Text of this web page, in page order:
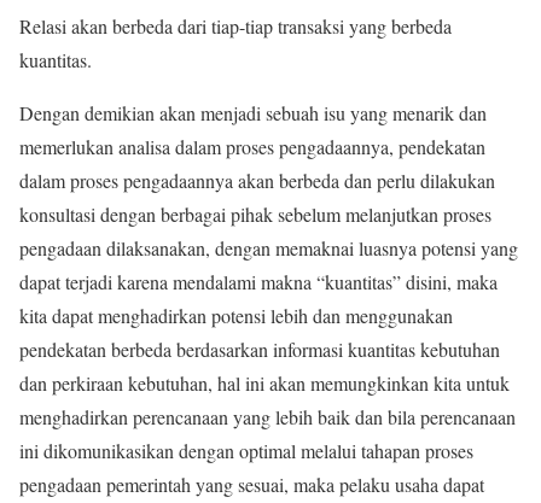
Relasi akan berbeda dari tiap-tiap transaksi yang berbeda
kuantitas.
Dengan demikian akan menjadi sebuah isu yang menarik dan
memerlukan analisa dalam proses pengadaannya, pendekatan
dalam proses pengadaannya akan berbeda dan perlu dilakukan
konsultasi dengan berbagai pihak sebelum melanjutkan proses
pengadaan dilaksanakan, dengan memaknai luasnya potensi yang
dapat terjadi karena mendalami makna “kuantitas” disini, maka
kita dapat menghadirkan potensi lebih dan menggunakan
pendekatan berbeda berdasarkan informasi kuantitas kebutuhan
dan perkiraan kebutuhan, hal ini akan memungkinkan kita untuk
menghadirkan perencanaan yang lebih baik dan bila perencanaan
ini dikomunikasikan dengan optimal melalui tahapan proses
pengadaan pemerintah yang sesuai, maka pelaku usaha dapat